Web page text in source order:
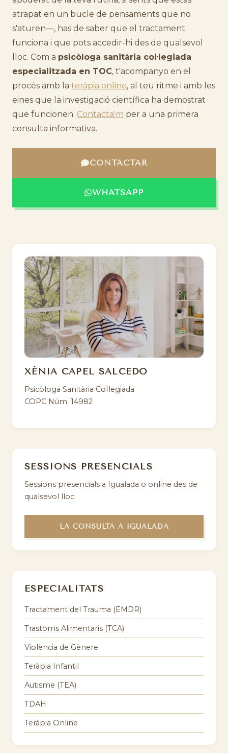
atrapat en un bucle de pensaments que no
s'aturen—, has de saber que el tractament
funciona i que pots accedir-hi des de qualsevol
lloc. Com a psicòloga sanitària col·legiada
especialitzada en TOC, t'acompanyo en el
procés amb la teràpia online, al teu ritme i amb les
eines que la investigació científica ha demostrat
que funcionen. Contacta'm per a una primera
consulta informativa.
CONTACTAR
WHATSAPP
XÈNIA CAPEL SALCEDO
Psicòloga Sanitària Col·legiada
COPC Núm. 14982
SESSIONS PRESENCIALS
Sessions presencials a Igualada o online des de
qualsevol lloc.
LA CONSULTA A IGUALADA
ESPECIALITATS
Tractament del Trauma (EMDR)
Trastorns Alimentaris (TCA)
Violència de Gènere
Teràpia Infantil
Autisme (TEA)
TDAH
Teràpia Online